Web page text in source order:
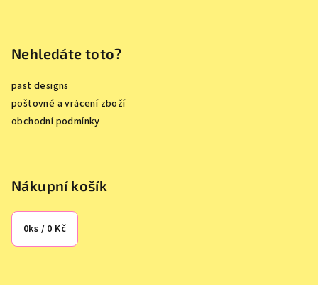
Nehledáte toto?
past designs
poštovné a vrácení zboží
obchodní podmínky
Nákupní košík
0ks / 0 Kč